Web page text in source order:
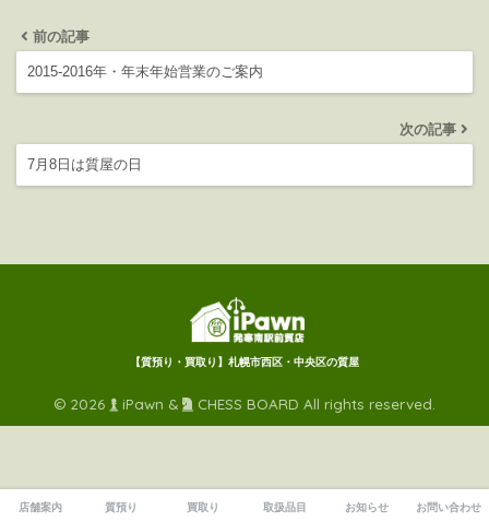
前の記事
2015-2016年・年末年始営業のご案内
次の記事
7月8日は質屋の日
【質預り・買取り】札幌市西区・中央区の質屋
© 2026 iPawn & CHESS BOARD All rights reserved.
店舗案内 質預り 買取り 取扱品目 お知らせ お問い合わせ